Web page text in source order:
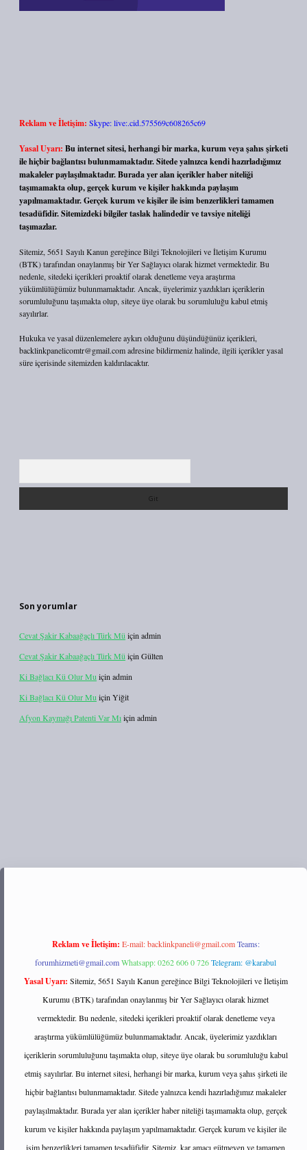
Reklam ve İletişim: Skype: live:.cid.575569c608265c69
Yasal Uyarı: Bu internet sitesi, herhangi bir marka, kurum veya şahıs şirketi
ile hiçbir bağlantısı bulunmamaktadır. Sitede yalnızca kendi hazırladığımız
makaleler paylaşılmaktadır. Burada yer alan içerikler haber niteliği
taşımamakta olup, gerçek kurum ve kişiler hakkında paylaşım
yapılmamaktadır. Gerçek kurum ve kişiler ile isim benzerlikleri tamamen
tesadüfidir. Sitemizdeki bilgiler taslak halindedir ve tavsiye niteliği
taşımazlar.
Sitemiz, 5651 Sayılı Kanun gereğince Bilgi Teknolojileri ve İletişim Kurumu
(BTK) tarafından onaylanmış bir Yer Sağlayıcı olarak hizmet vermektedir. Bu
nedenle, sitedeki içerikleri proaktif olarak denetleme veya araştırma
yükümlülüğümüz bulunmamaktadır. Ancak, üyelerimiz yazdıkları içeriklerin
sorumluluğunu taşımakta olup, siteye üye olarak bu sorumluluğu kabul etmiş
sayılırlar.
Hukuka ve yasal düzenlemelere aykırı olduğunu düşündüğünüz içerikleri,
backlinkpanelicomtr@gmail.comadresine bildirmeniz halinde, ilgili içerikler yasal
süre içerisinde sitemizden kaldırılacaktır.
Son yorumlar
Cevat Şakir Kabaağaçlı Türk Mü için admin
Cevat Şakir Kabaağaçlı Türk Mü için Gülten
Ki Bağlacı Kü Olur Mu için admin
Ki Bağlacı Kü Olur Mu için Yiğit
Afyon Kaymağı Patenti Var Mıiçin admin
tulipbett.net/
Reklam ve İletişim: E-mail:backlinkpaneli@gmail.com Teams:
forumhizmeti@gmail.comWhatsapp: 0262 606 0 726Telegram: @karabul
Yasal Uyarı: Sitemiz, 5651 Sayılı Kanun gereğince Bilgi Teknolojileri ve İletişim
Kurumu (BTK) tarafından onaylanmış bir Yer Sağlayıcı olarak hizmet
vermektedir. Bu nedenle, sitedeki içerikleri proaktif olarak denetleme veya
araştırma yükümlülüğümüz bulunmamaktadır. Ancak, üyelerimiz yazdıkları
içeriklerin sorumluluğunu taşımakta olup, siteye üye olarak bu sorumluluğu kabul
etmiş sayılırlar. Bu internet sitesi, herhangi bir marka, kurum veya şahıs şirketi ile
hiçbir bağlantısı bulunmamaktadır. Sitede yalnızca kendi hazırladığımız makaleler
paylaşılmaktadır. Burada yer alan içerikler haber niteliği taşımamakta olup, gerçek
kurum ve kişiler hakkında paylaşım yapılmamaktadır. Gerçek kurum ve kişiler ile
isim benzerlikleri tamamen tesadüfidir. Sitemiz, kar amacı gütmeyen ve tamamen